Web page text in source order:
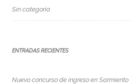
Sin categoría
ENTRADAS RECIENTES
Nuevo concurso de ingreso en Sarmiento